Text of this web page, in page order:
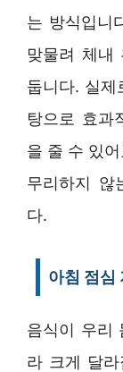
는 방식입니
맞물려 체내
둡니다. 실
탕으로 효과
을 줄 수 있
무리하지 않
다.
아침 점심
음식이 우리
라 크게 달